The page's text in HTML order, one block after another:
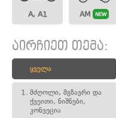
A, A1 AM NEW
აირჩიეთ თემა:
ყველა
1. მძღოლი, მგზავრი და
ქვეითი, ნიშნები,
კონვეცია